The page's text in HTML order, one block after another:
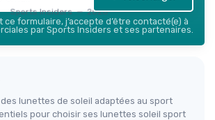
Sports Insiders — 2026
ce formulaire, j’accepte d’être contacté(e) à
par Sports Insiders et ses partenaires.
lunettes de soleil adaptées au sport
pour choisir ses lunettes soleil sport